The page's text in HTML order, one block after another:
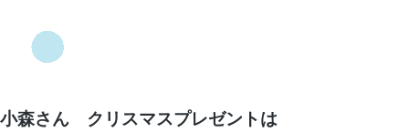
小森さん クリスマスプレゼントは